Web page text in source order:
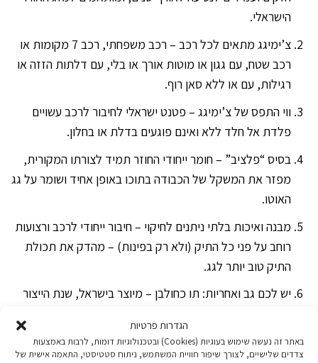
הגדרות פרטיות
באתר זה נעשה שימוש בעוגיות (Cookies) ובטכנולוגיות דומות, לרבות באמצעות
צדדים שלישיים, לצורך שיפור חוויית המשתמש, ניתוח סטטיסטי, התאמה אישית של
הישראלי.
צ’ימיגג מתאים לכל רכב – רכב משפחתי, רכב 7 מקומות או
רכב שטח, עם גגון או מוטות אורך או בלי, עם דלתות הזזה או
רגילות, עם או ללא סאן רוף.
ווי התפס של צ’ימיגג – פטנט ישראלי לחיבור לרכב עשויים
פלדת אל חלד ללא ואינם פוגעים בדלת או בחלון.
בסיס “פלציב” – חומר ייחודי החוזר תמיד לצורתו המקורית,
מפזר את המשקל של הכבודה בתוכו באופן אחיד ושומר על גג
האוטו.
מבנה ואיכות בלתי ניתנים לחיקוי – חיבור ייחודי לרכב ורצועות
רוחב על פני כל התיק (ולא רק בפינות) – מהדק את תכולת
התיק טוב יותר לגג.
יש לכם גב ואחריות: תו כחולבן – מיוצר בישראל, שנת הייצור
מרכז תמיכה והדרכה טלפוני, הנותן סיוע ופתרון לכל רכב